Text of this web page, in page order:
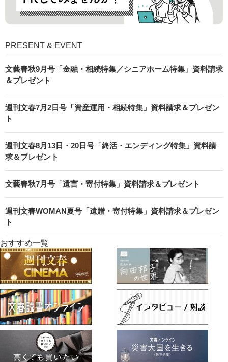
PRESENT & EVENT
文藝春秋9月号「金融・相続特集／シニアホーム特集」資料請求
＆プレゼント
週刊文春7月2日号「資産運用・相続特集」資料請求＆プレゼン
ト
週刊文春8月13日・20日号「終活・エンディング特集」資料請
求＆プレゼント
文藝春秋7月号「遺言・寄付特集」資料請求＆プレゼント
週刊文春WOMAN夏号「遺贈・寄付特集」資料請求＆プレゼン
ト
おすすめ一覧